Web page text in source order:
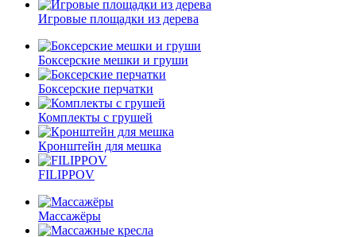
Игровые площадки из дерева
Боксерские мешки и груши
Боксерские перчатки
Комплекты с грушей
Кронштейн для мешка
FILIPPOV
Массажёры